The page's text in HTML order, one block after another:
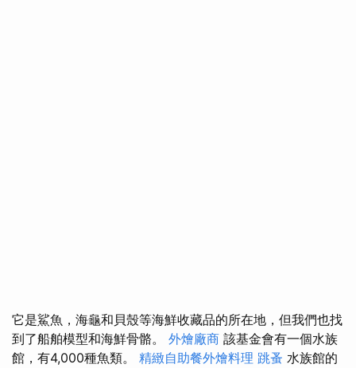
它是鯊魚，海龜和貝殼等海鮮收藏品的所在地，但我們也找
到了船舶模型和海鮮骨骼。 外燴廠商 該基金會有一個水族
館，有4,000種魚類。 精緻自助餐外燴料理 跳蚤 水族館的